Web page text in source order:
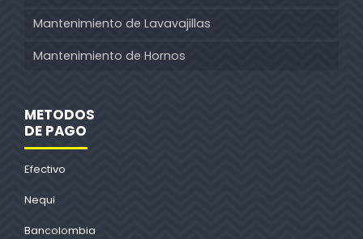
Mantenimiento de Lavavajillas
Mantenimiento de Hornos
METODOS
DE PAGO
Efectivo
Nequi
Bancolombia